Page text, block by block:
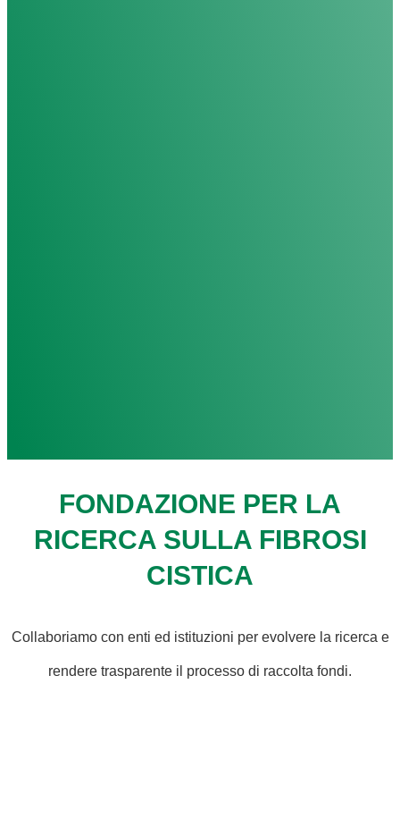
FONDAZIONE PER LA
RICERCA SULLA FIBROSI
CISTICA
Collaboriamo con enti ed istituzioni per evolvere la ricerca e
rendere trasparente il processo di raccolta fondi.